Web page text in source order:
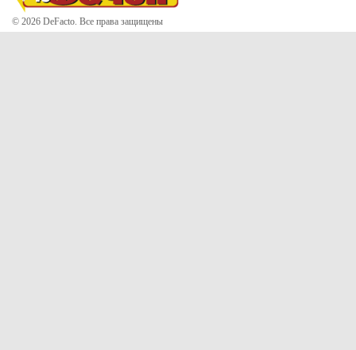
© 2026 DeFacto. Все права защищены